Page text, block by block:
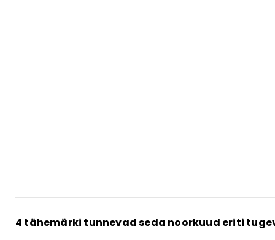
4 tähemärki tunnevad seda noorkuud eriti